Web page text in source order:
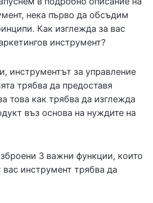
нека първо да обсъдим
Как изглежда за вас
инструмент?
инструментът за управление
трябва да предоставя
това как трябва да изглежда
въз основа на нуждите на
3 важни функции, които
вас инструмент трябва да